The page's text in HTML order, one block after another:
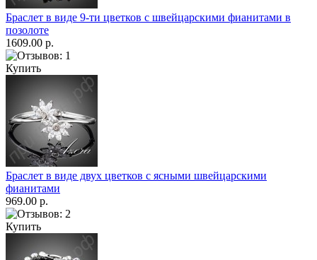
Браслет в виде 9-ти цветков с швейцарскими фианитами в
позолоте
1609.00 р.
Купить
Браслет в виде двух цветков с ясными швейцарскими
фианитами
969.00 р.
Купить